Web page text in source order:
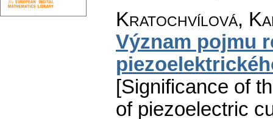
Kratochvílová,
Význam pojmu
[Significance of
of piezoelectric